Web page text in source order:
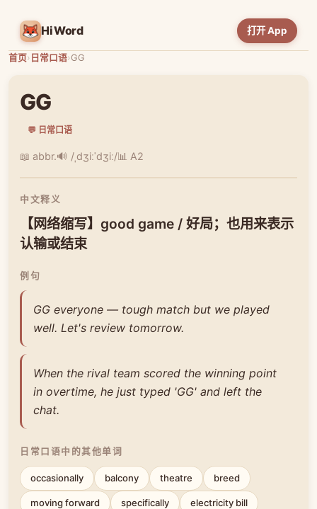
HiWord 打开 App
首页› 日常口语›GG
GG
💬 日常口语
📖 abbr.🔊 /ˌdʒiːˈdʒiː/📊 A2
中文释义
【网络缩写】good game / 好局；也用来表示
认输或结束
例句
GG everyone — tough match but we played
well. Let's review tomorrow.
When the rival team scored the winning point
in overtime, he just typed 'GG' and left the
chat.
日常口语中的其他单词
occasionally balcony theatre breed
moving forward specifically electricity bill